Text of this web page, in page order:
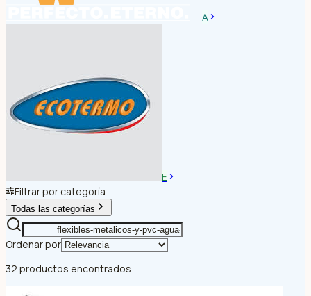
A
E
Filtrar por categoría
Todas las categorías
Ordenar por
32 productos encontrados